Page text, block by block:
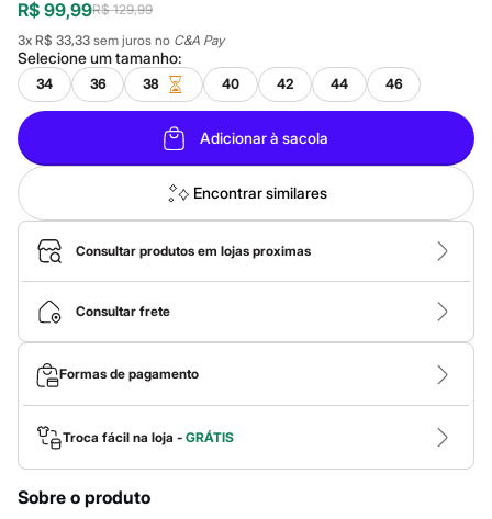
Até 60% off
A partir de 60% off
Feminino
Em alta
Inverno
Alfaiataria
Novidades
Roupas
Blusas e Camisetas
Básicos
Calças
Casacos e Jaquetas
Jeans
Macacões
Saias
Shorts e Bermudas
Vestidos
Acessórios
Bolsas
Bonés e Chapéus
Bijoux
Cintos
Óculos
Relógios
Calçados
Botas
R$ 99,99R$ 129,99
3x R$ 33,33 sem juros no C&A Pay
Selecione umtamanho:
34 36 38 40 42 44 46
Adicionar à sacola
Encontrar similares
Consultar produtos em lojas proximas
Consultar frete
Formas de pagamento
Troca fácil na loja - GRÁTIS
Sobre o produto